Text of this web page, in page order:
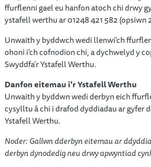
ffurflenni gael eu hanfon atoch chi drwy
ystafell werthu ar 01248 421 582 (opsiwn
Unwaith y byddwch wedi llenwi'ch
ohoni i'ch cofnodion chi, a dychwelyd y
Swyddfa'r Ystafell Werthu.
Danfon eitemau i'r Ystafell Werthu
Unwaith y byddwn wedi derbyn eich
cysylltu â chi i drafod dyddiadau ar gyfer
Ystafell Werthu.
Noder: Gallwn dderbyn eitemau ar
derbyn dynodedig neu drwy apwyntiad